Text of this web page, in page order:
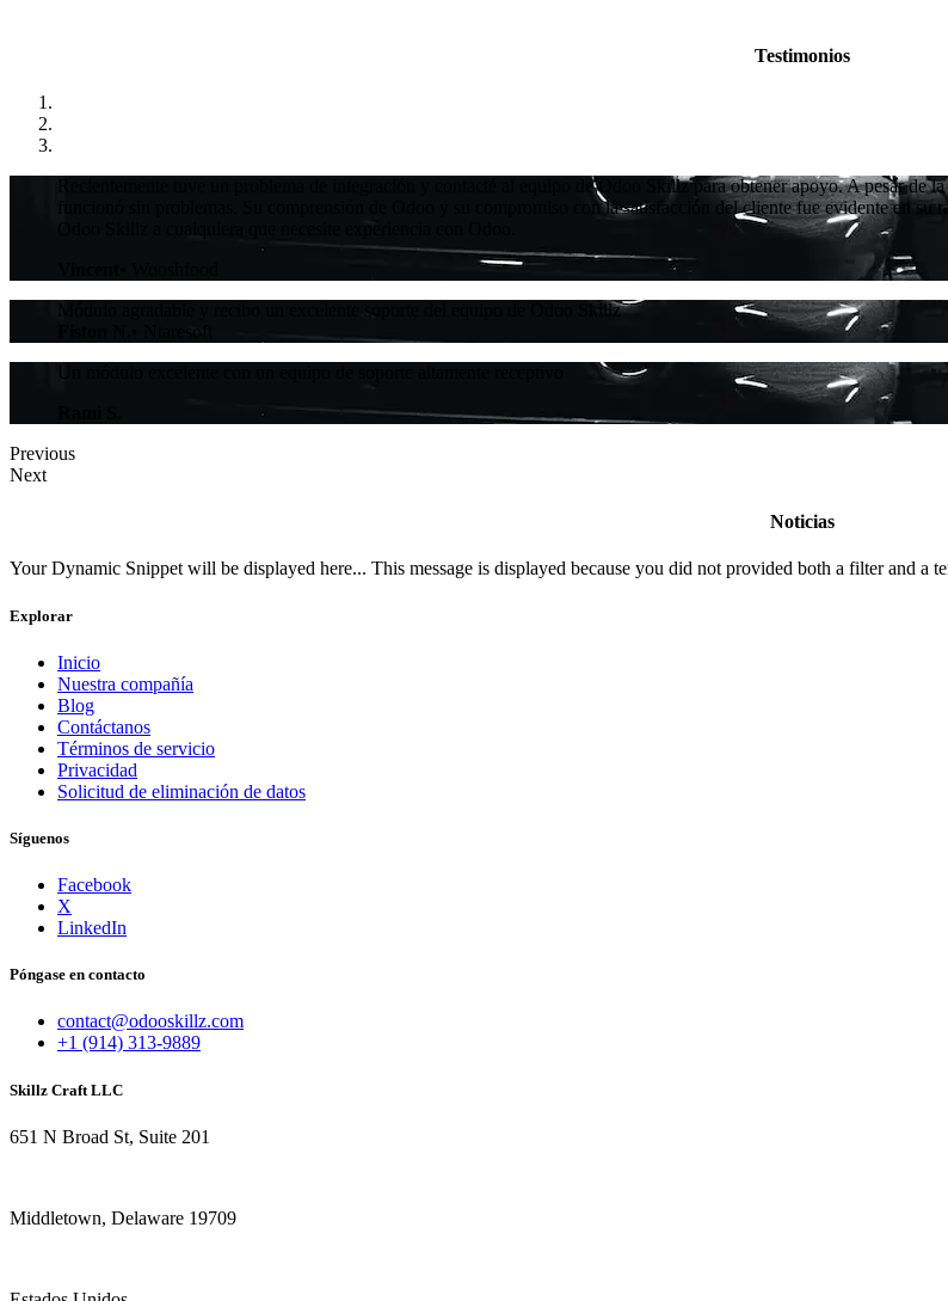
Testimonios
Recientemente tuve un problema de integración y contacté al equipo de Odoo Skillz para obtener apoyo. A pesar de
funcionó sin problemas. Su comprensión de Odoo y su compromiso con la satisfacción del cliente fue evidente en su
Odoo Skillz a cualquiera que necesite experiencia con Odoo.
Módulo agradable y recibo un excelente soporte del equipo de Odoo Skillz
Previous
Next
Noticias
Your Dynamic Snippet will be displayed here... This message is displayed because you did not provided both a filter and a
Explorar
Inicio
Nuestra compañía
Blog
Contáctanos
Términos de servicio
Privacidad
Solicitud de eliminación de datos
Síguenos
Facebook
X
LinkedIn
Póngase en contacto
contact@odooskillz.com
+1 (914) 313-9889
Skillz Craft LLC
651 N Broad St, Suite 201
Middletown, Delaware 19709